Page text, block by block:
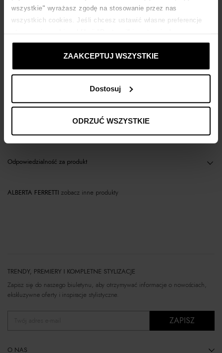
wszystkie" wyrażasz zgodę na stosowanie przez nas
wszystkich cookies. Jeśli chcesz ustawić własne preferencje
ustawienia prywatności.
ZAAKCEPTUJ WSZYSTKIE
Dostosuj
ODRZUĆ WSZYSTKIE
+1198 punktówzyskujesz w Klubie Korzyści Sprawdź
Kup teraz, Zapłać później!
Opis produktu
Odpowiedzialność za produkt
ALBERTA FERRETTI zobacz inne produkty
TRENDY, PREMIERY I KOMPLETNE STYLIZACJE
Zapisz się do naszego biuletynu, aby otrzymywać informacje o nowościach,
ekskluzywne oferty i inspiracje stylistyczne.
ZAPISZ
O NAS